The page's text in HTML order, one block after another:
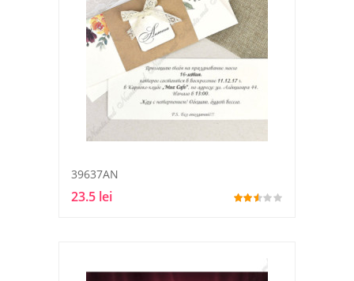
39637AN
23.5 lei